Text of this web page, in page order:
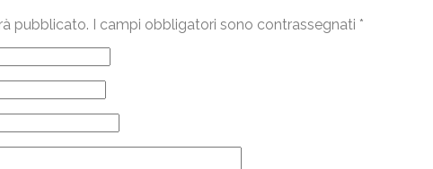
pubblicato. I campi obbligatori sono contrassegnati *